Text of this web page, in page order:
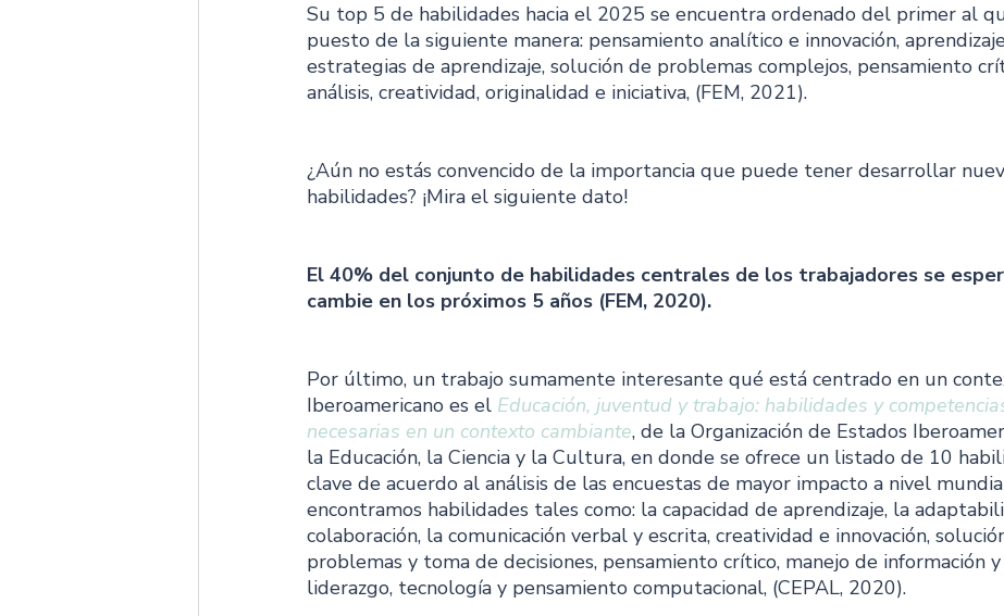
Su top 5 de habilidades hacia el 2025 se encuentra ordenado del primer al
puesto de la siguiente manera: pensamiento analítico e innovación,
estrategias de aprendizaje, solución de problemas complejos, pensamiento
análisis, creatividad, originalidad e iniciativa, (FEM, 2021).
¿Aún no estás convencido de la importancia que puede tener desarrollar
habilidades? ¡Mira el siguiente dato!
El 40% del conjunto de habilidades centrales de los trabajadores se
cambie en los próximos 5 años (FEM, 2020).
Por último, un trabajo sumamente interesante qué está centrado en un
Iberoamericano es el Educación, juventud y trabajo: habilidades y
necesarias en un contexto cambiante, de la Organización de Estados
la Educación, la Ciencia y la Cultura, en donde se ofrece un listado de 10
clave de acuerdo al análisis de las encuestas de mayor impacto a nivel
encontramos habilidades tales como: la capacidad de aprendizaje, la
colaboración, la comunicación verbal y escrita, creatividad e innovación,
problemas y toma de decisiones, pensamiento crítico, manejo de información
liderazgo, tecnología y pensamiento computacional, (CEPAL, 2020).